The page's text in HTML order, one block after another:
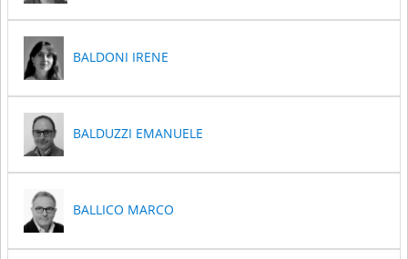
BALDONI IRENE
BALDUZZI EMANUELE
BALLICO MARCO